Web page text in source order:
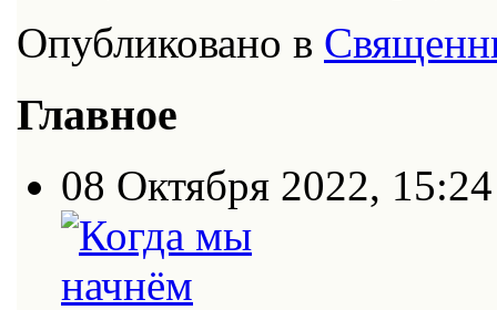
Опубликовано в
Главное
08 Октября 2022, 15:24